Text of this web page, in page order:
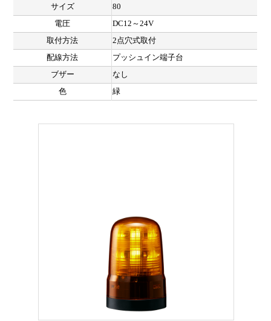
サイズ
80
電圧
DC12～24V
取付方法
2点穴式取付
配線方法
プッシュイン端子台
ブザー
なし
色
緑